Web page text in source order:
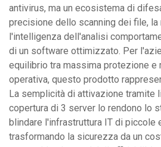
antivirus, ma un ecosistema di
precisione dello scanning dei file,
l'intelligenza dell'analisi
di un software ottimizzato. Per
equilibrio tra massima protezione e
operativa, questo prodotto
La semplicità di attivazione tramite
copertura di 3 server lo rendono lo
blindare l'infrastruttura IT di piccole
trasformando la sicurezza da un